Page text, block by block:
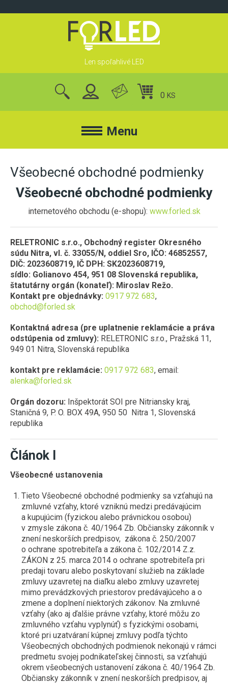
to
Len spoľahlivé LED
0 KS
Menu
FORLED
FORLED
KONTAKT
O NÁS
VEĽKOOBCHOD S LED OSVETLENÍM
BLOG
GARANCIA VRÁTENIA PEŇAZÍ
ZÁRUKY 3 A 5 ROKOV
REFLEKTORY
VONKAJŠIE REFLEKTORY
S POHYBOVÝM SENZOROM
RGB REFLEKTORY
PRACOVNÉ REFLEKTORY A LAMPY
NA 12V A 24V A PRÍDAVNÉ LED SVETLÁ
PRIEMYSELNÉ REFLEKTORY
INTERIÉROVÉ REFLEKTORY (KOĽAJNICOVÉ)
PRÍSLUŠENSTVO K LED REFLEKTOROM
PANELY
LED PANELY
DO KAZETOVÝCH STROPOV
DO SÁDROKARTÓNU
PANELY NA 24V
STMIEVANIE LED
EXTERIÉR
EXTERIÉR
ORIENTAČNÉ
STĹPIKY
SOLÁRNE
INTERIÉR
BODOVÉ SVETLÁ (DO SADROKARTÓNU)
SVIETIDLÁ DO KÚPEĽNE
SVIETIDLÁ DO KUCHYNE
ORIENTAČNÉ SVIETIDLÁ
STOLNÉ LAMPY
NÚDZOVÉ OSVETLENIE
VISIACE LAMPY
NÁSTENNÉ
PÁSY
LED PÁSY
LED PÁSY NA 24V
RGB PÁSY
ŠPECIÁLNE LED PÁSY
HLINÍKOVÉ LIŠTY
LED MODULY DO SVETELNÝCH REKLÁM
ŽIAROVKY
GU10 (BODOVKA 230V)
MR16 (BODOVKA 12V)
PÄTICE A RÁMIKY
ŽIAROVKY DO VEREJNÉHO OSVETLENIA
INÉ ŽIAROVKY (MR11, AR111, GU11)
LED MODULY (DO STROPNÍC)
LED TRUBICE
PRACHOTESNÉ SVIETIDLÁ
LINEÁRNE SVIETIDLÁ
GERMICÍDNE LAMPY
TRUBICOVÉ SVIETIDLÁ INTERIÉROVÉ
ELEKTRO
SENZORY
STMIEVANIE
RF SPÍNANIE
SMART
LED NAPÁJACIE ZDROJE
SPOJKY NA 230V
VYCHYTÁVKY
LAPAČE HMYZU
LED DEKORÁCIE
Všeobecné obchodné podmienky
Všeobecné obchodné podmienky
internetového obchodu (e-shopu): www.forled.sk
RELETRONIC s.r.o., Obchodný register Okresného
súdu Nitra, vl. č. 33055/N, oddiel Sro, IČO: 46852557,
DIČ: 2023608719, IČ DPH: SK2023608719,
sídlo: Golianovo 454, 951 08 Slovenská republika,
štatutárny orgán (konateľ): Miroslav Režo.
Kontakt pre objednávky: 0917 972 683,
obchod@forled.sk
Kontaktná adresa (pre uplatnenie reklamácie a práva
odstúpenia od zmluvy): RELETRONIC s.r.o., Pražská 11,
949 01 Nitra, Slovenská republika
kontakt pre reklamácie: 0917 972 683, email:
alenka@forled.sk
Orgán dozoru: Inšpektorát SOI pre Nitriansky kraj,
Staničná 9, P. O. BOX 49A, 950 50 Nitra 1, Slovenská
republika
Článok I
Všeobecné ustanovenia
Tieto Všeobecné obchodné podmienky sa vzťahujú na
zmluvné vzťahy, ktoré vzniknú medzi predávajúcim
a kupujúcim (fyzickou alebo právnickou osobou)
v zmysle zákona č. 40/1964 Zb. Občiansky zákonník v
znení neskorších predpisov, zákona č. 250/2007
o ochrane spotrebiteľa a zákona č. 102/2014 Z.z.
ZÁKON z 25. marca 2014 o ochrane spotrebiteľa pri
predaji tovaru alebo poskytovaní služieb na základe
zmluvy uzavretej na diaľku alebo zmluvy uzavretej
mimo prevádzkových priestorov predávajúceho a o
zmene a doplnení niektorých zákonov. Na zmluvné
vzťahy (ako aj ďalšie právne vzťahy, ktoré môžu zo
zmluvného vzťahu vyplynúť) s fyzickými osobami,
ktoré pri uzatváraní kúpnej zmluvy podľa týchto
Všeobecných obchodných podmienok nekonajú v rámci
predmetu svojej podnikateľskej činnosti, sa vzťahujú
okrem všeobecných ustanovení zákona č. 40/1964 Zb.
Občiansky zákonník v znení neskorších predpisov, aj